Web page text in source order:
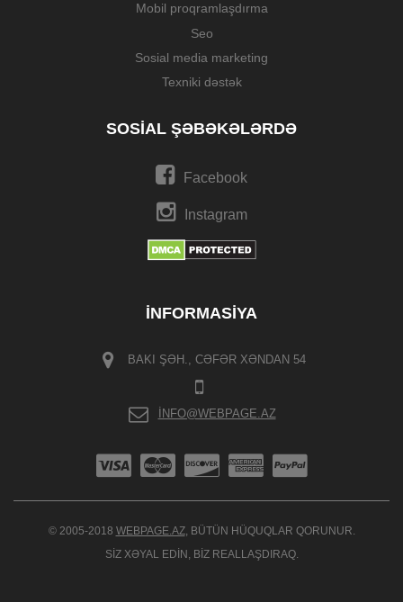
Mobil proqramlaşdırma
Seo
Sosial media marketing
Texniki dəstək
SOSIAL ŞƏBƏKƏLƏRDƏ
Facebook
Instagram
İNFORMASIYA
BAKI ŞƏH., CƏFƏR XƏNDAN 54
INFO@WEBPAGE.AZ
© 2005-2018 WEBPAGE.AZ, BÜTÜN HÜQUQLAR QORUNUR.
SIZ XƏYAL EDIN, BIZ REALLAŞDIRAQ.